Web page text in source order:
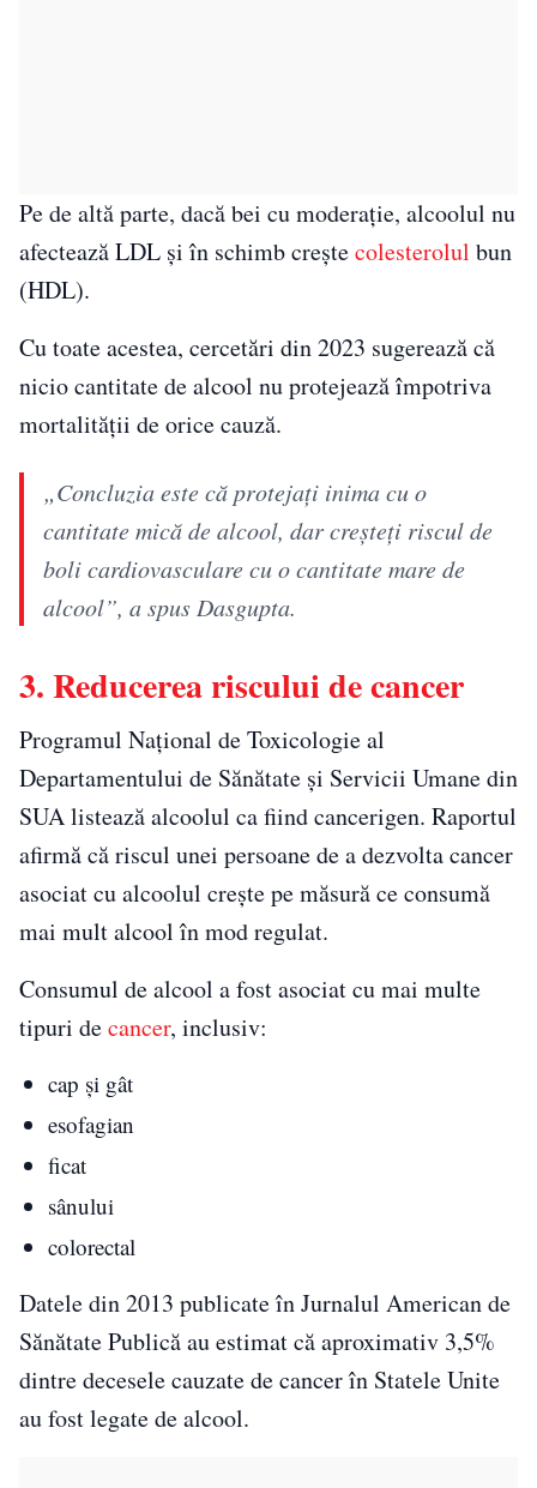
Pe de altă parte, dacă bei cu moderație, alcoolul nu
afectează LDL și în schimb creștecolesterolul bun
(HDL).
Cu toate acestea, cercetări din 2023 sugerează că
nicio cantitate de alcool nu protejează împotriva
mortalității de orice cauză.
„Concluzia este că protejați inima cu o
cantitate mică de alcool, dar creșteți riscul de
boli cardiovasculare cu o cantitate mare de
alcool”, a spus Dasgupta.
3. Reducerea riscului de cancer
Programul Național de Toxicologie al
Departamentului de Sănătate și Servicii Umane din
SUA listează alcoolul ca fiind cancerigen. Raportul
afirmă că riscul unei persoane de a dezvolta cancer
asociat cu alcoolul crește pe măsură ce consumă
mai mult alcool în mod regulat.
Consumul de alcool a fost asociat cu mai multe
tipuri decancer, inclusiv:
cap și gât
esofagian
ficat
sânului
colorectal
Datele din 2013 publicate în Jurnalul American de
Sănătate Publică au estimat că aproximativ 3,5%
dintre decesele cauzate de cancer în Statele Unite
au fost legate de alcool.